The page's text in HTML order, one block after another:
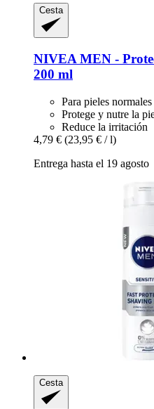
Cesta
NIVEA MEN -​
200 ml
Para pieles normales
Protege y nutre la
Reduce la irritación
4,79 € (23,95 € / l)
Entrega hasta el 19 agosto
Cesta